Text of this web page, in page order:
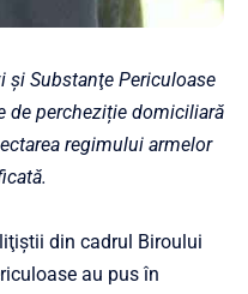
şi Substanţe Periculoase
de percheziție domiciliară
regimului armelor
din cadrul Biroului
au pus în